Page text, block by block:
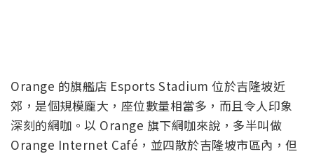
Orange 的旗艦店 Esports Stadium 位於吉隆坡近
郊，是個規模龐大，座位數量相當多，而且令人印象
深刻的網咖。以 Orange 旗下網咖來說，多半叫做
Orange Internet Café，並四散於吉隆坡市區內，但